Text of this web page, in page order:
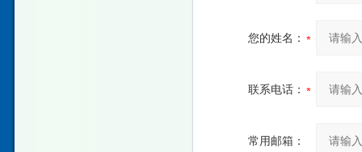
您的姓名：
联系电话：
常用邮箱：